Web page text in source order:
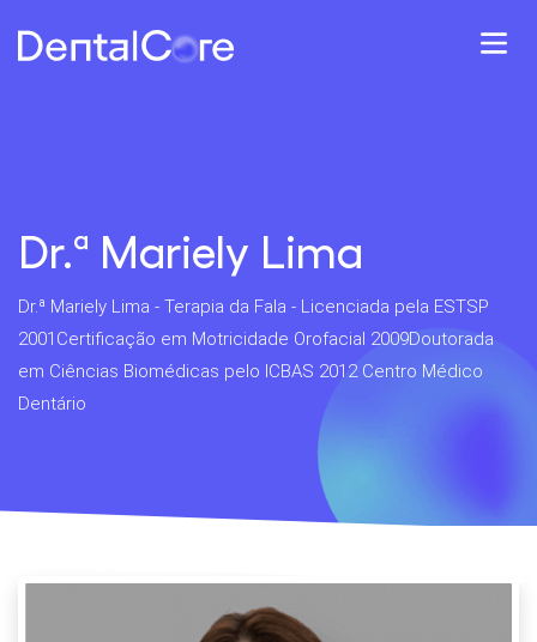
Dr.ª Mariely Lima
Dr.ª Mariely Lima - Terapia da Fala - Licenciada pela ESTSP
2001Certificação em Motricidade Orofacial 2009Doutorada
em Ciências Biomédicas pelo ICBAS 2012 Centro Médico
Dentário